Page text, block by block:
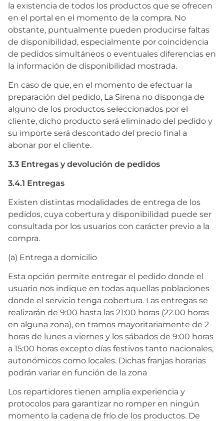
la existencia de todos los productos que se ofrecen
en el portal en el momento de la compra. No
obstante, puntualmente pueden producirse faltas
de disponibilidad, especialmente por coincidencia
de pedidos simultáneos o eventuales diferencias en
la información de disponibilidad mostrada.
En caso de que, en el momento de efectuar la
preparación del pedido, La Sirena no disponga de
alguno de los productos seleccionados por el
cliente, dicho producto será eliminado del pedido y
su importe será descontado del precio final a
abonar por el cliente.
3.3 Entregas y devolución de pedidos
3.4.1 Entregas
Existen distintas modalidades de entrega de los
pedidos, cuya cobertura y disponibilidad puede ser
consultada por los usuarios con carácter previo a la
compra.
(a) Entrega a domicilio
Esta opción permite entregar el pedido donde el
usuario nos indique en todas aquellas poblaciones
donde el servicio tenga cobertura. Las entregas se
realizarán de 9:00 hasta las 21:00 horas (22.00 horas
en alguna zona), en tramos mayoritariamente de 2
horas de lunes a viernes y los sábados de 9:00 horas
a 15:00 horas excepto días festivos tanto nacionales,
autonómicos como locales. Dichas franjas horarias
podrán variar en función de la zona
Los repartidores tienen amplia experiencia y
protocolos para garantizar no romper en ningún
momento la cadena de frío de los productos. De